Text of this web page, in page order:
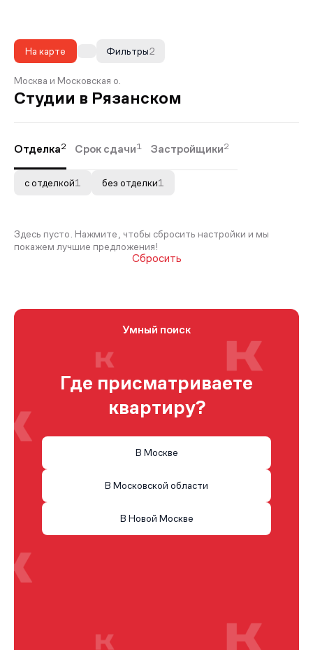
На карте 2
Фильтры
Москва и Московская о.
Студии в Рязанском
Отделка2 Срок сдачи1 Застройщики2
с отделкой1 без отделки1
Здесь пусто. Нажмите, чтобы сбросить настройки и мы
покажем лучшие предложения!
Сбросить
Умный поиск
Где присматриваете
квартиру?
В Москве
В Московской области
В Новой Москве